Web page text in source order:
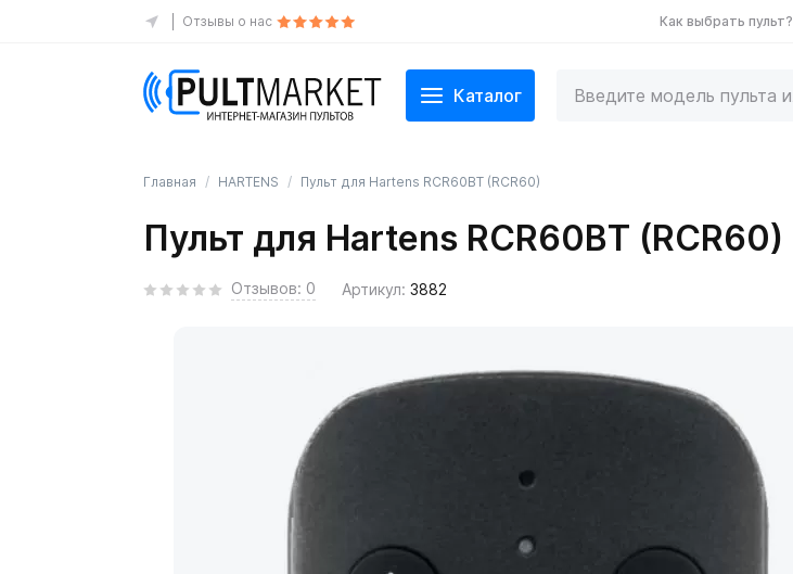
Отзывы о нас Как выбрать пульт?
Каталог
Главная HARTENS Пульт для Hartens RCR60BT (RCR60)
Пульт для Hartens RCR60BT (RCR60)
Отзывов: 0 Артикул: 3882